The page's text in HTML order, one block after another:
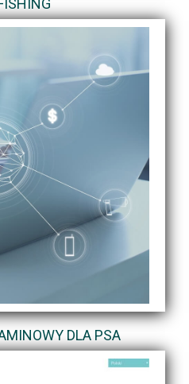
DLA PSA